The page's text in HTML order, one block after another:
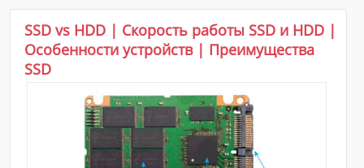
рамках настоящей статьи мы разберём несколько
вариантов настройки и отключения уведомлений.
Помните, операционная система Windows 10 – это ОС,
которая подразумевает индивидуальную
оптимизацию под каждого пользователя. Иным...
SSD vs HDD | Скорость работы SSD и HDD |
Особенности устройств | Преимущества
SSD